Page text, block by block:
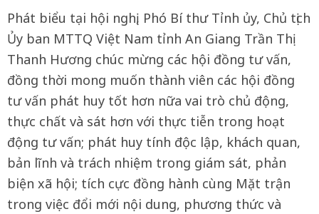
Phát biểu tại hội nghị, Phó Bí thư Tỉnh ủy, Chủ tịch
Ủy ban MTTQ Việt Nam tỉnh An Giang Trần Thị
Thanh Hương chúc mừng các hội đồng tư vấn,
đồng thời mong muốn thành viên các hội đồng
tư vấn phát huy tốt hơn nữa vai trò chủ động,
thực chất và sát hơn với thực tiễn trong hoạt
động tư vấn; phát huy tính độc lập, khách quan,
bản lĩnh và trách nhiệm trong giám sát, phản
biện xã hội; tích cực đồng hành cùng Mặt trận
trong việc đổi mới nội dung, phương thức và